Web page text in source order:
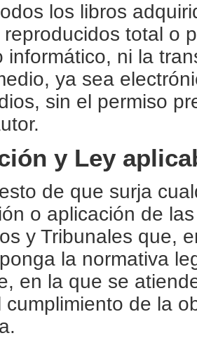
los libros
total o
informático, ni la
ya sea
sin el permiso
y Ley
de que surja
o aplicación de
y Tribunales que,
la normativa
en la que se
cumplimiento de la